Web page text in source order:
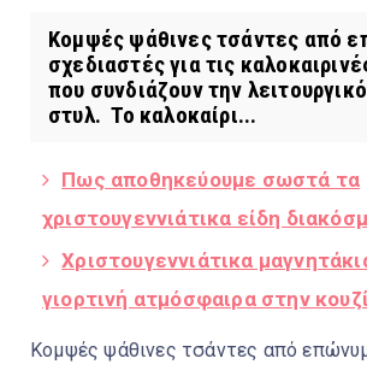
Κομψές ψάθινες τσάντες από
σχεδιαστές για τις
που συνδιάζουν την
στυλ. Το καλοκαίρι...
Πως αποθηκεύουμε σωστά τα
χριστουγεννιάτικα είδη
Χριστουγεννιάτικα
γιορτινή ατμόσφαιρα στην
Κομψές ψάθινες τσάντες από